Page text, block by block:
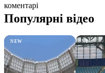
коментарі